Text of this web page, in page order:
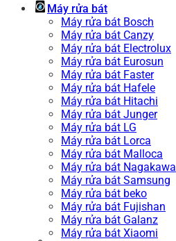
Máy rửa bát
Máy rửa bát Bosch
Máy rửa bát Canzy
Máy rửa bát Electrolux
Máy rửa bát Eurosun
Máy rửa bát Faster
Máy rửa bát Hafele
Máy rửa bát Hitachi
Máy rửa bát Junger
Máy rửa bát LG
Máy rửa bát Lorca
Máy rửa bát Malloca
Máy rửa bát Nagakawa
Máy rửa bát Samsung
Máy rửa bát beko
Máy rửa bát Fujishan
Máy rửa bát Galanz
Máy rửa bát Xiaomi